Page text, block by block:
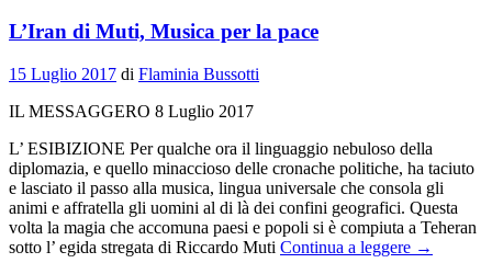
L’Iran di Muti, Musica per la pace
15 Luglio 2017 di Flaminia Bussotti
IL MESSAGGERO 8 Luglio 2017
L’ ESIBIZIONE Per qualche ora il linguaggio nebuloso della
diplomazia, e quello minaccioso delle cronache politiche, ha taciuto
e lasciato il passo alla musica, lingua universale che consola gli
animi e affratella gli uomini al di là dei confini geografici. Questa
volta la magia che accomuna paesi e popoli si è compiuta a Teheran
sotto l’ egida stregata di Riccardo Muti Continua a leggere →